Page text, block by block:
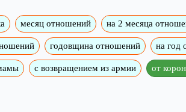
месяц отношений на 2 месяца
годовщина отношений на год
с возвращением из армии от